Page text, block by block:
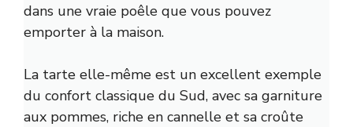
dans une vraie poêle que vous pouvez
emporter à la maison.
La tarte elle-même est un excellent exemple
du confort classique du Sud, avec sa garniture
aux pommes, riche en cannelle et sa croûte